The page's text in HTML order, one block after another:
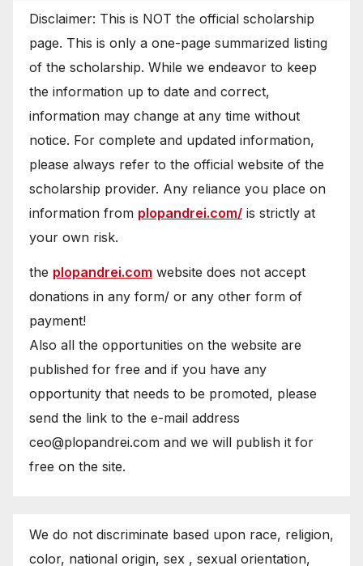
Disclaimer: This is NOT the official scholarship
page. This is only a one-page summarized listing
of the scholarship. While we endeavor to keep
the information up to date and correct,
information may change at any time without
notice. For complete and updated information,
please always refer to the official website of the
scholarship provider. Any reliance you place on
information from plopandrei.com/ is strictly at
your own risk.
the plopandrei.com website does not accept
donations in any form/ or any other form of
payment!
Also all the opportunities on the website are
published for free and if you have any
opportunity that needs to be promoted, please
send the link to the e-mail address
ceo@plopandrei.com and we will publish it for
free on the site.
We do not discriminate based upon race, religion,
color, national origin, sex , sexual orientation,